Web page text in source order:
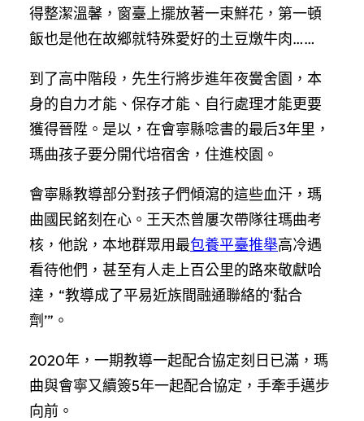
得整潔溫馨，窗臺上擺放著一束鮮花，第一頓
飯也是他在故鄉就特殊愛好的土豆燉牛肉……
到了高中階段，先生行將步進年夜黌舍園，本
身的自力才能、保存才能、自行處理才能更要
獲得晉陞。是以，在會寧縣唸書的最后3年里，
瑪曲孩子要分開代培宿舍，住進校園。
會寧縣教導部分對孩子們傾瀉的這些血汗，瑪
曲國民銘刻在心。王天杰曾屢次帶隊往瑪曲考
核，他說，本地群眾用最包養平臺推舉高冷遇
看待他們，甚至有人走上百公里的路來敬獻哈
達，“教導成了平易近族間融通聯絡的‘黏合
劑’”。
2020年，一期教導一起配合協定刻日已滿，瑪
曲與會寧又續簽5年一起配合協定，手牽手邁步
向前。